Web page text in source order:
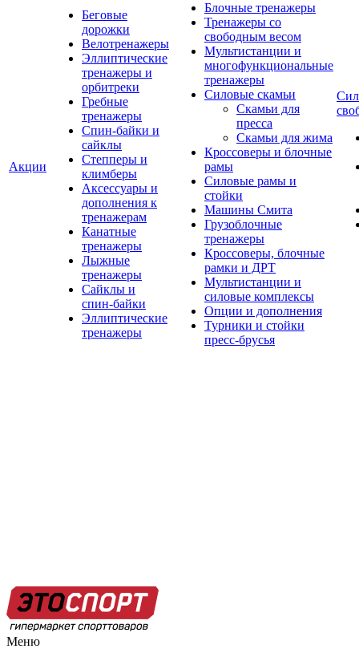
Акции
Беговые
дорожки
Велотренажеры
Эллиптические
тренажеры и
орбитреки
Гребные
тренажеры
Спин-байки и
сайклы
Степперы и
климберы
Аксессуары и
дополнения к
тренажерам
Канатные
тренажеры
Лыжные
тренажеры
Сайклы и
спин-байки
Эллиптические
тренажеры
Блочные тренажеры
Тренажеры со
свободным весом
Мультистанции и
многофункциональные
тренажеры
Силовые скамьи
Скамьи для
пресса
Скамьи для жима
Кроссоверы и блочные
рамы
Силовые рамы и
стойки
Машины Смита
Грузоблочные
тренажеры
Кроссоверы, блочные
рамки и ДРТ
Мультистанции и
силовые комплексы
Опции и дополнения
Турники и стойки
пресс-брусья
Меню